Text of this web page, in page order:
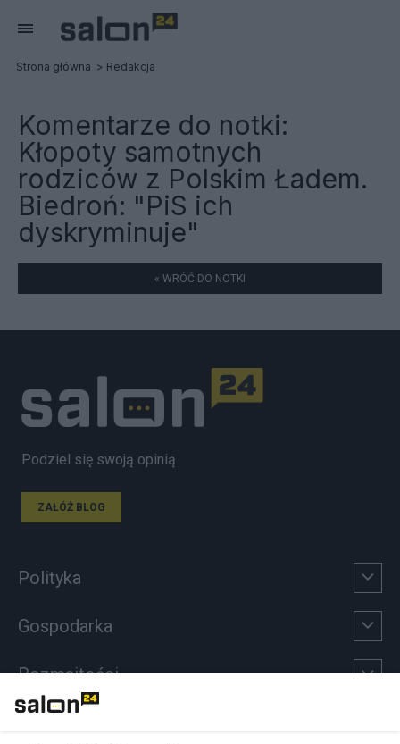
Strona główna Redakcja
Komentarze do notki:
Kłopoty samotnych
rodziców z Polskim Ładem.
Biedroń: "PiS ich
dyskryminuje"
« WRÓĆ DO NOTKI
Podziel się swoją opinią
ZAŁÓŻ BLOG
Polityka
Gospodarka
Rozmaitości